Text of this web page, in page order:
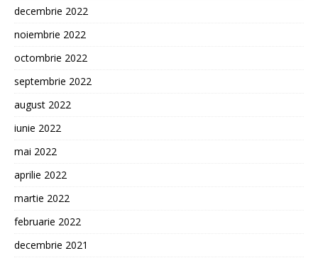
decembrie 2022
noiembrie 2022
octombrie 2022
septembrie 2022
august 2022
iunie 2022
mai 2022
aprilie 2022
martie 2022
februarie 2022
decembrie 2021